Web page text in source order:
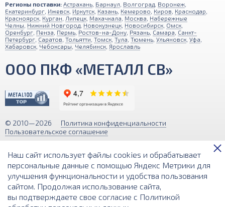
Регионы поставки: Астрахань Барнаул Волгоград Воронеж
Екатеринбург Ижевск Иркутск Казань Кемерово Киров Краснодар
Красноярск Курган Липецк Махачкала Москва Набережные
Челны Нижний Новгород Новокузнецк Новосибирск Омск
Оренбург Пенза Пермь Ростов-на-Дону Рязань Самара Санкт-
Петербург Саратов Тольятти Томск Тула Тюмень Ульяновск Уфа
Хабаровск Чебоксары Челябинск Ярославль
ООО ПКФ «МЕТАЛЛ СВ»
© 2010—2026
Политика конфиденциальности
Пользовательское соглашение
на этом интернет-сайте носит исключительно информационный
характер и ни при каких условиях не является публичной офертой,
определяемой положениями Статьи 437 (2) Гражданского кодекса РФ.
Разработка и поддержка сайта
Наш сайт использует файлы cookies и обрабатывает
персональные данные с помощью Яндекс Метрики для
улучшения функциональности и удобства пользования
сайтом. Продолжая использование сайта,
вы подтверждаете свое согласие с Политикой